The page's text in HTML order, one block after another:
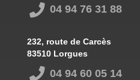
04 94 76 31 88
232, route de Carcès
83510 Lorgues
04 94 60 05 14